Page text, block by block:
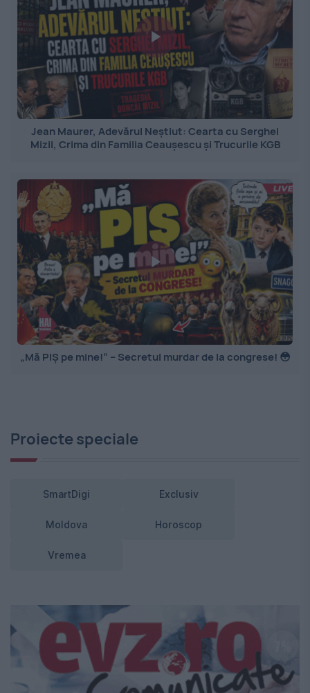
Jean Maurer, Adevărul Neștiut: Cearta cu Serghei
Mizil, Crima din Familia Ceaușescu și Trucurile KGB
„Mă PIȘ pe mine!” – Secretul murdar de la congrese! 😳
Proiecte speciale
SmartDigi Exclusiv
Moldova Horoscop
Vremea